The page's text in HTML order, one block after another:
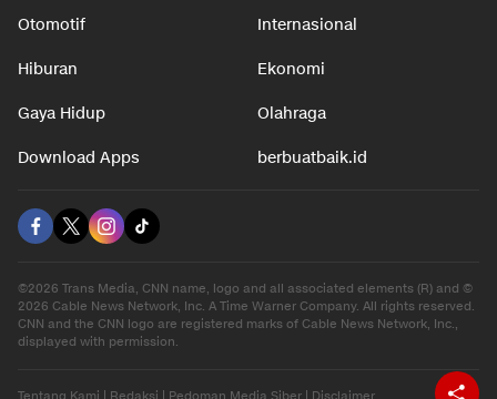
Otomotif Internasional
Hiburan Ekonomi
Gaya Hidup Olahraga
Download Apps berbuatbaik.id
©2026 Trans Media, CNN name, logo and all associated elements (R) and ©
2026 Cable News Network, Inc. A Time Warner Company. All rights reserved.
CNN and the CNN logo are registered marks of Cable News Network, Inc.,
displayed with permission.